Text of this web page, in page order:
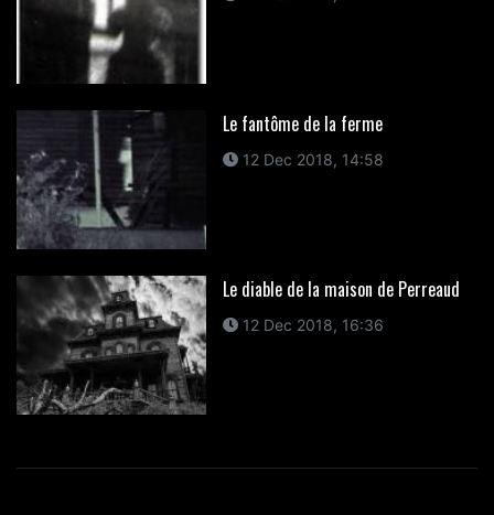
Le fantôme de la ferme
12 Dec 2018, 14:58
Le diable de la maison de Perreaud
12 Dec 2018, 16:36